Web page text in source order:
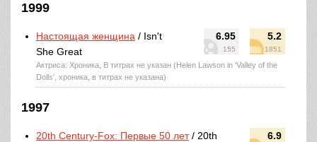
1999
6.95
155
5.2
1851
Настоящая женщина / Isn't
She Great
Актриса: Хроника, В титрах не указан (Helen Lawson in 'Valley of the
Dolls', хроника, в титрах не указана)
1997
6.9
20th Century-Fox: Первые 50 лет/ 20th